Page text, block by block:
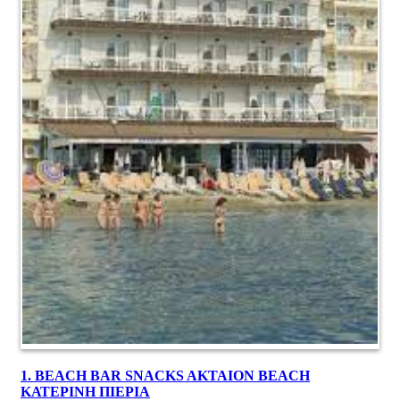
1. BEACH BAR SNACKS AKTAION BEACH
ΚΑΤΕΡΙΝΗ ΠΙΕΡΙΑ